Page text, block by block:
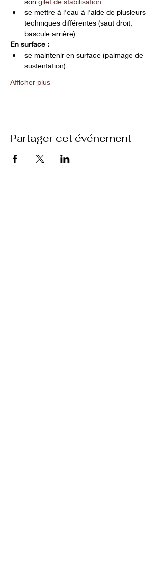
se mettre à l'eau à l'aide de plusieurs
techniques différentes (saut droit,
bascule arrière)
En surface :
se maintenir en surface (palmage de
sustentation)
Afficher plus
Partager cet événement